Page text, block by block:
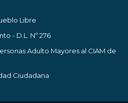
Libre
- D.L. Nº 276
Adulto Mayores al CIAM de
Ciudadana